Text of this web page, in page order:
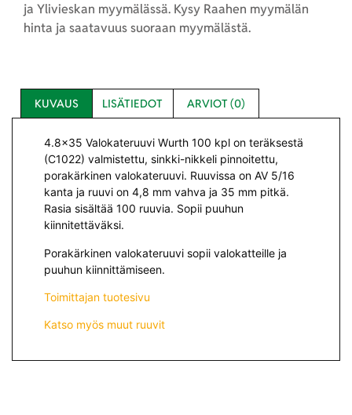
ja Ylivieskan myymälässä. Kysy Raahen myymälän
hinta ja saatavuus suoraan myymälästä.
KUVAUS LISÄTIEDOT ARVIOT (0)
4.8×35 Valokateruuvi Wurth 100 kpl on teräksestä
(C1022) valmistettu, sinkki-nikkeli pinnoitettu,
porakärkinen valokateruuvi. Ruuvissa on AV 5/16
kanta ja ruuvi on 4,8 mm vahva ja 35 mm pitkä.
Rasia sisältää 100 ruuvia. Sopii puuhun
kiinnitettäväksi.
Porakärkinen valokateruuvi sopii valokatteille ja
puuhun kiinnittämiseen.
Toimittajan tuotesivu
Katso myös muut ruuvit